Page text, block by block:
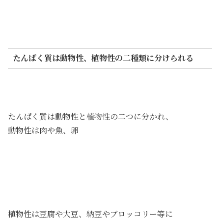
たんぱく質は動物性、植物性の二種類に分けられる
たんぱく質は動物性と植物性の二つに分かれ、
動物性は肉や魚、卵
植物性は豆腐や大豆、納豆やブロッコリー等に